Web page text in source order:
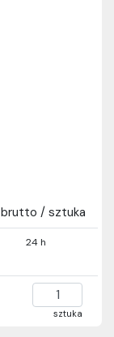
brutto / sztuka
24 h
sztuka